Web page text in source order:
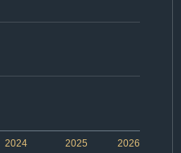
2024 2026
2025